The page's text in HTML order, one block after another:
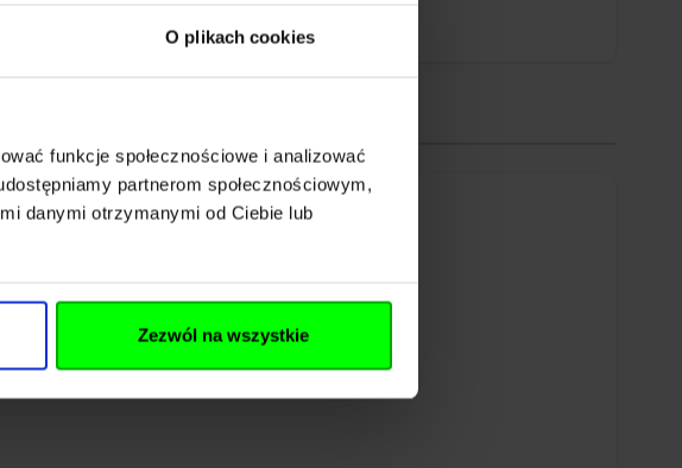
O plikach cookies
funkcje społecznościowe i analizować
partnerom społecznościowym,
danymi otrzymanymi od Ciebie lub
Zezwól na wszystkie